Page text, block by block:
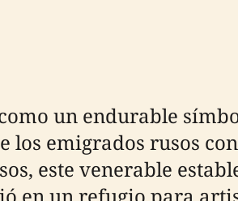
un endurable
los emigrados rusos
este venerable